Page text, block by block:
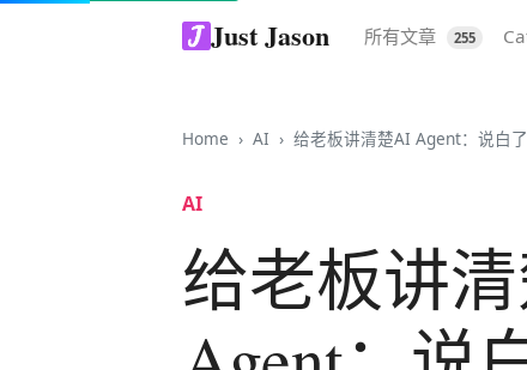
Just Jason 所有文章 255
Home AI 给老板讲清楚AI Agent：说白了就
AI
给老板讲